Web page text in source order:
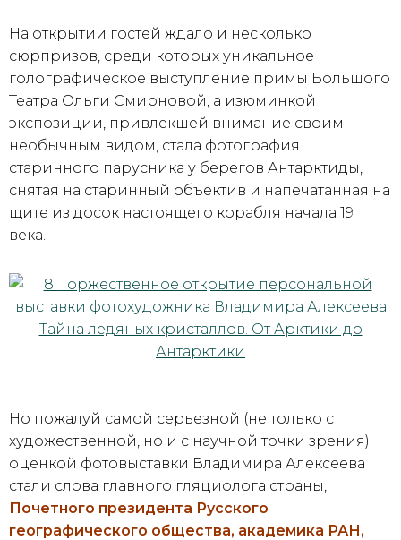
На открытии гостей ждало и несколько
сюрпризов, среди которых уникальное
голографическое выступление примы Большого
Театра Ольги Смирновой, а изюминкой
экспозиции, привлекшей внимание своим
необычным видом, стала фотография
старинного парусника у берегов Антарктиды,
снятая на старинный объектив и напечатанная на
щите из досок настоящего корабля начала 19
века.
Но пожалуй самой серьезной (не только с
художественной, но и с научной точки зрения)
оценкой фотовыставки Владимира Алексеева
стали слова главного гляциолога страны,
Почетного президента Русского
географического общества, академика РАН,